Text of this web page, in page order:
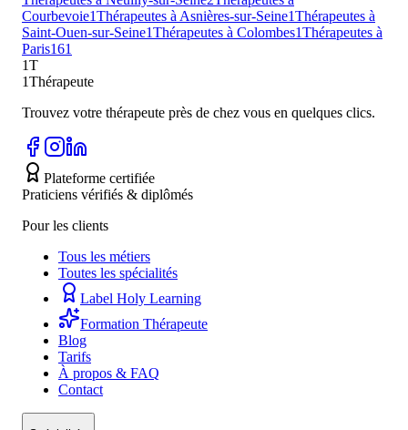
Courbevoie1Thérapeutes à Asnières-sur-Seine1Thérapeutes à
Saint-Ouen-sur-Seine1Thérapeutes à Colombes1Thérapeutes à
Paris161
1T
1Thérapeute
Trouvez votre thérapeute près de chez vous en quelques clics.
Plateforme certifiée
Praticiens vérifiés & diplômés
Pour les clients
Tous les métiers
Toutes les spécialités
Label Holy Learning
Formation Thérapeute
Blog
Tarifs
À propos & FAQ
Contact